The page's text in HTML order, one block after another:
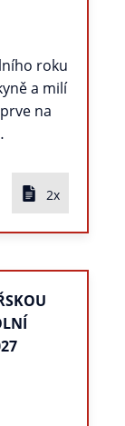
roku
a milí
na
2x